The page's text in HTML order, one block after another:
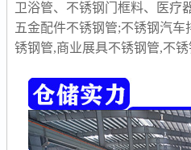
卫浴管、不锈钢门框料、医疗
五金配件不锈钢管;不锈钢汽
锈钢管,商业展具不锈钢管,不